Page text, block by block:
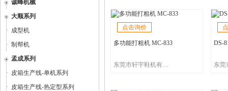
诚峰机械
大顺系列
成型机
制帮机
孟成系列
皮箱生产线-单机系列
皮箱生产线-热定型系列
点击询价
多功能打粗机 MC-833
东莞市轩宇鞋机有限公司
DS-